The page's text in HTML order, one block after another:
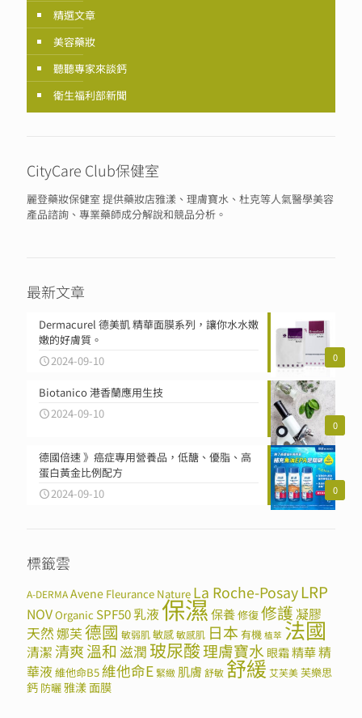
精選文章
美容藥妝
聽聽專家來談鈣
衛生福利部新聞
CityCare Club保健室
麗登藥妝保健室 提供藥妝店雅漾、理膚寶水、杜克等人氣醫學美容
產品諮詢、專業藥師成分解說和競品分析。
最新文章
0
Dermacurel 德美凱 精華面膜系列，讓你水水嫩
嫩的好膚質。
2024-09-10
0
Biotanico 港香蘭應用生技
2024-09-10
0
德國倍速 》癌症專用營養品，低醣、優脂、高
蛋白黃金比例配方
2024-09-10
標籤雲
A-DERMAAvene Fleurance Nature La Roche-PosayLRP
NOVOrganic SPF50乳液保濕保養修復修護凝膠
天然娜芙德國 敏弱肌敏感敏感肌 日本 有機 植萃 法國
清潔清爽溫和 滋潤 玻尿酸理膚寶水 眼霜精華精
華液維他命B5 維他命E 緊緻 肌膚 舒敏 舒緩 艾芙美芙樂思
鈣 防曬雅漾面膜